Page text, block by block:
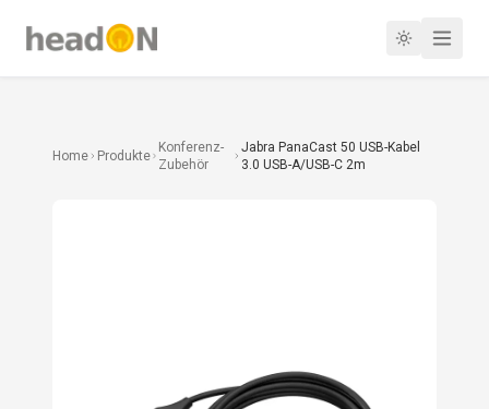
Home Produkte
Konferenz-
Zubehör
Jabra PanaCast 50 USB-Kabel
3.0 USB-A/USB-C 2m